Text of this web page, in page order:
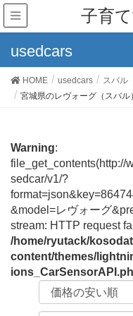
子育
usedcars
HOME usedcars
スバル
宮城県のレヴォーグ（スバル
Warning:
file_get_contents(http://
sedcar/v1/?
&model=レヴォーグ
stream: HTTP request
/home/ryutack/
content/themes/